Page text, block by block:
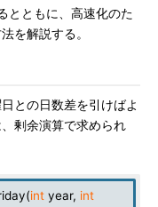
ともに、高速化のた
を解説する。
日との日数差を引けばよ
剰余演算で求められ
int year, int